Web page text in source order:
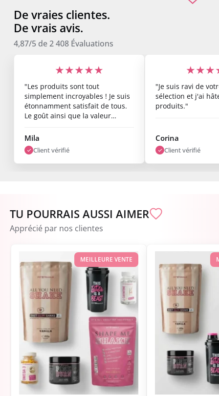
De vraies clientes.
De vrais avis.
4,87/5 de2 408 Évaluations
★★★★★
"Les produits sont tout
simplement incroyables ! Je suis
étonnamment satisfait de tous.
Le goût ainsi que la valeur
résultats commencent déjà à se
voir après une semaine. Je suis
vraiment ravi."
Mila
Client vérifié
"Je suis ravi de
sélection et j'ai
produits."
Corina
Client vérifié
TU POURRAIS AUSSI AIMER
Apprécié par nos clientes
MEILLEURE VENTE